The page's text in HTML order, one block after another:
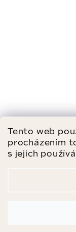
Tento web
procházením
s jejich